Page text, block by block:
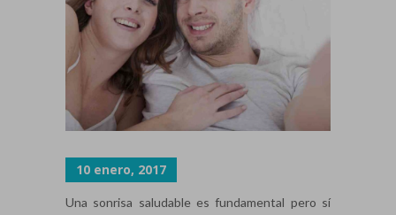
10 enero, 2017
Una sonrisa saludable es fundamental pero sí